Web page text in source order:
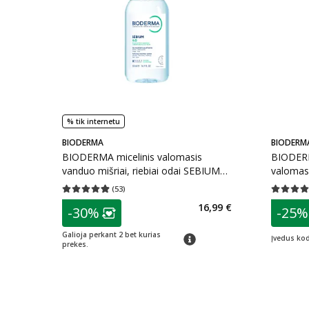
% tik internetu
BIODERMA
BIODERMA micelinis valomasis
vanduo mišriai, riebiai odai SEBIUM
H2O, 500 ml
(53)
Vidutinis įvertinimas 4.87
patarimas
Lojalumo klubo narių nuolaida:
-30%
Galioja perkant 2 bet kurias
prekes.
patarimas
16,99 €
Vidutinis
-25%
Įvedus